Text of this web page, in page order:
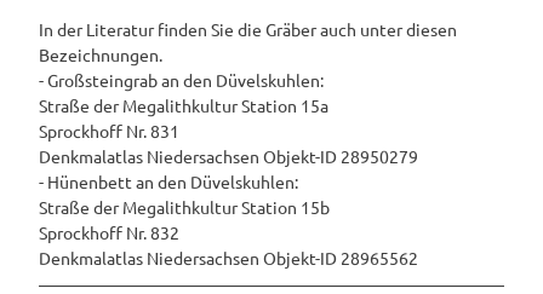
In der Literatur finden Sie die Gräber auch unter diesen
Bezeichnungen.
- Großsteingrab an den Düvelskuhlen:
Straße der Megalithkultur Station 15a
Sprockhoff Nr. 831
Denkmalatlas Niedersachsen Objekt-ID 28950279
- Hünenbett an den Düvelskuhlen:
Straße der Megalithkultur Station 15b
Sprockhoff Nr. 832
Denkmalatlas Niedersachsen Objekt-ID 28965562